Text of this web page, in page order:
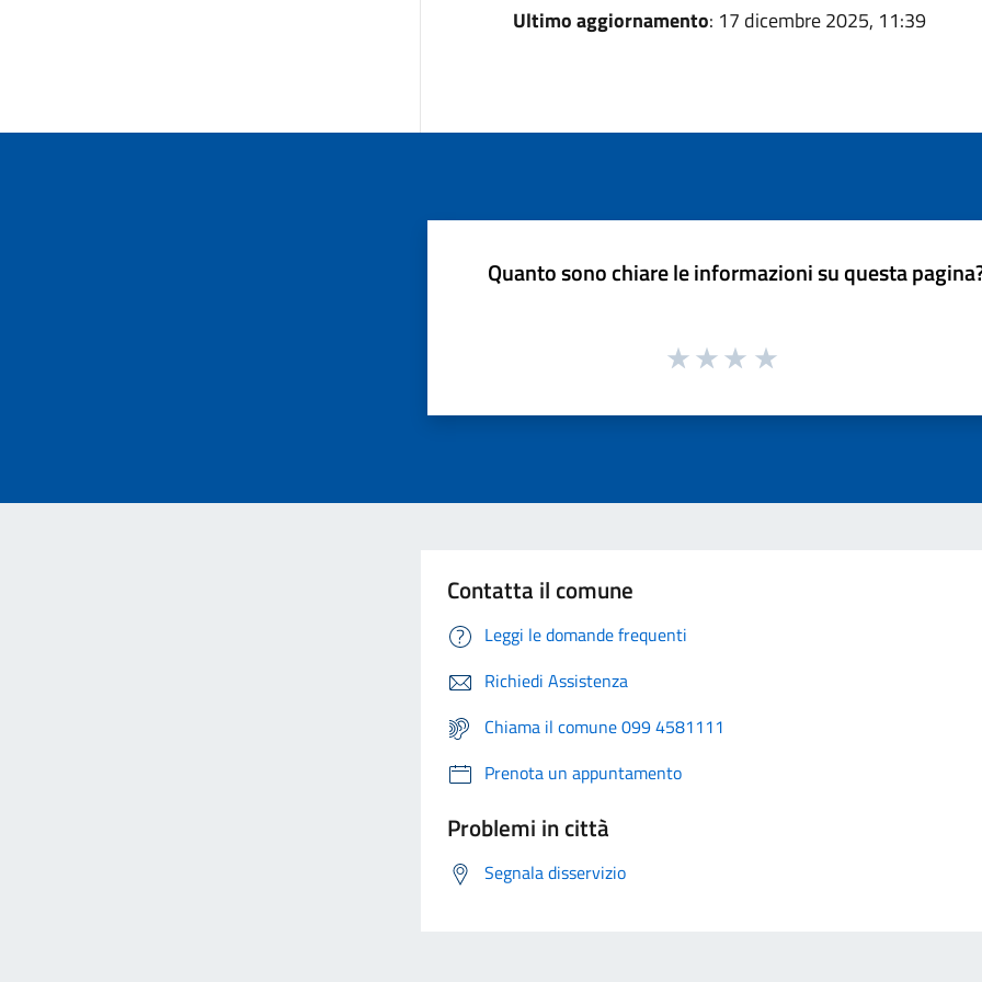
Ultimo aggiornamento: 17 dicembre 2025, 11:39
Quanto sono chiare le informazioni su questa
Contatta il comune
Leggi le domande frequenti
Richiedi Assistenza
Chiama il comune 099 4581111
Prenota un appuntamento
Problemi in città
Segnala disservizio